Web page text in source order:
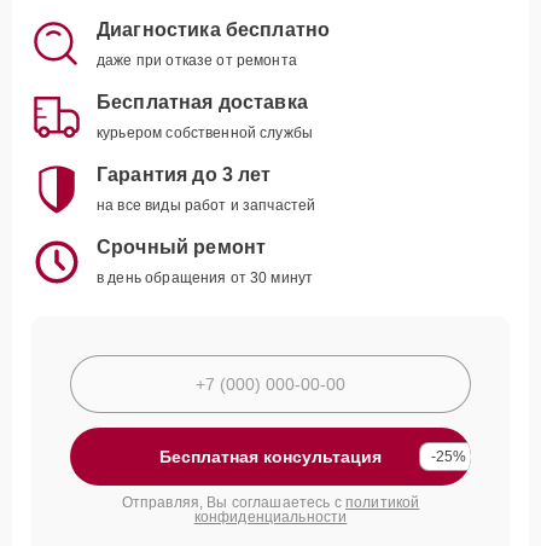
Диагностика бесплатно
даже при отказе от ремонта
Бесплатная доставка
курьером собственной службы
Гарантия до 3 лет
на все виды работ и запчастей
Срочный ремонт
в день обращения от 30 минут
Бесплатная консультация -25%
Отправляя, Вы соглашаетесь с политикой
конфиденциальности